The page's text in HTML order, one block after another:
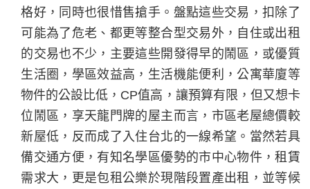
格好，同時也很惜售搶手。盤點這些交易，扣除了
可能為了危老、都更等整合型交易外，自住或出租
的交易也不少，主要這些開發得早的鬧區，或優質
生活圈，學區效益高，生活機能便利，公寓華廈等
物件的公設比低，CP值高，讓預算有限，但又想卡
位鬧區，享天龍門牌的屋主而言，市區老屋總價較
新屋低，反而成了入住台北的一線希望。當然若具
備交通方便，有知名學區優勢的市中心物件，租賃
需求大，更是包租公樂於現階段置產出租，並等候